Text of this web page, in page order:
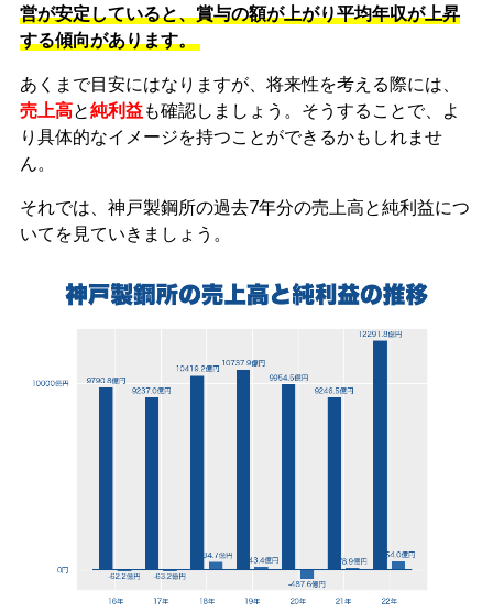
営が安定していると、賞与の額が上がり平均年収が上昇
する傾向があります。
あくまで目安にはなりますが、将来性を考える際には、
売上高と純利益も確認しましょう。そうすることで、よ
り具体的なイメージを持つことができるかもしれませ
ん。
それでは、神戸製鋼所の過去7年分の売上高と純利益につ
いてを見ていきましょう。